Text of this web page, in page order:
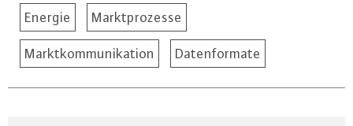
Energie Marktprozesse
Marktkommunikation Datenformate